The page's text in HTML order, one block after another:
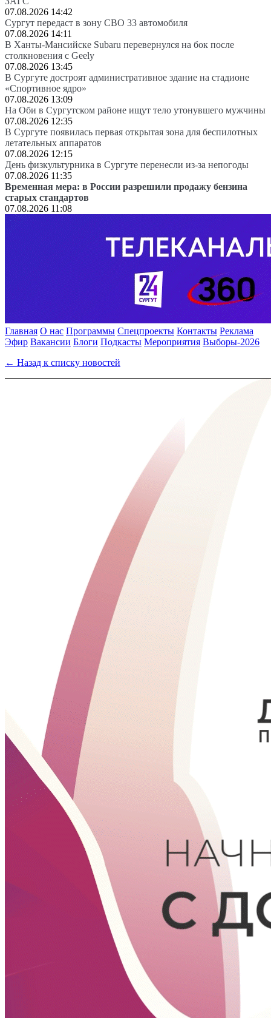
07.08.2026 14:42
Сургут передаст в зону СВО 33 автомобиля
07.08.2026 14:11
В Ханты-Мансийске Subaru перевернулся на бок после
столкновения с Geely
07.08.2026 13:45
В Сургуте достроят административное здание на стадионе
«Спортивное ядро»
07.08.2026 13:09
На Оби в Сургутском районе ищут тело утонувшего мужчины
07.08.2026 12:35
В Сургуте появилась первая открытая зона для беспилотных
летательных аппаратов
07.08.2026 12:15
День физкультурника в Сургуте перенесли из-за непогоды
07.08.2026 11:35
Временная мера: в России разрешили продажу бензина
старых стандартов
07.08.2026 11:08
Главная О нас Программы Спецпроекты Контакты Реклама
Эфир Вакансии Блоги Подкасты Мероприятия Выборы-2026
← Назад к списку новостей